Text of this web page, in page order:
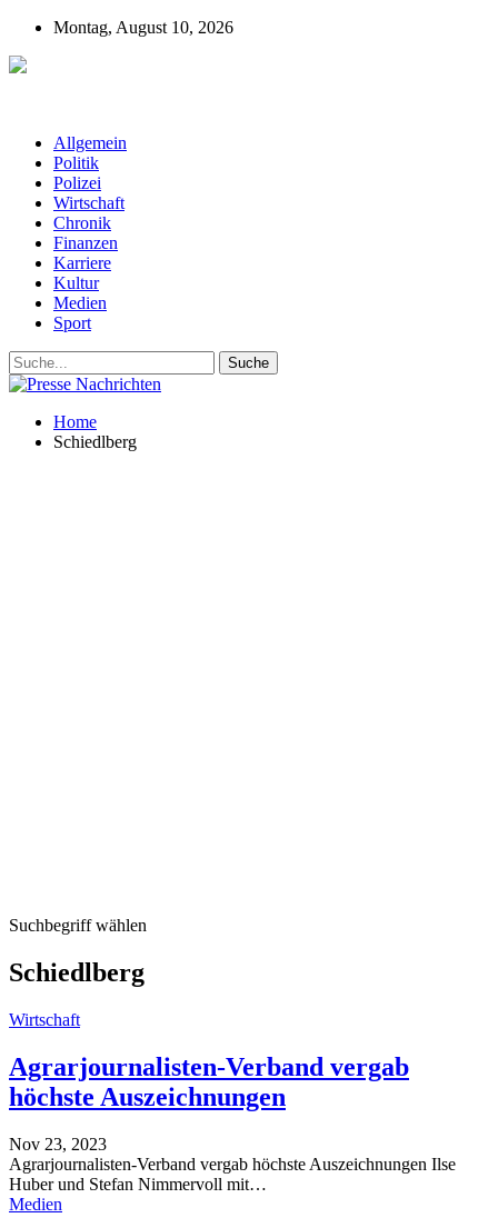
Montag, August 10, 2026
Allgemein
Politik
Polizei
Wirtschaft
Chronik
Finanzen
Karriere
Kultur
Medien
Sport
Home
Schiedlberg
Suchbegriff wählen
Schiedlberg
Wirtschaft
Agrarjournalisten-Verband vergab
höchste Auszeichnungen
Nov 23, 2023
Agrarjournalisten-Verband vergab höchste Auszeichnungen Ilse
Huber und Stefan Nimmervoll mit…
Medien